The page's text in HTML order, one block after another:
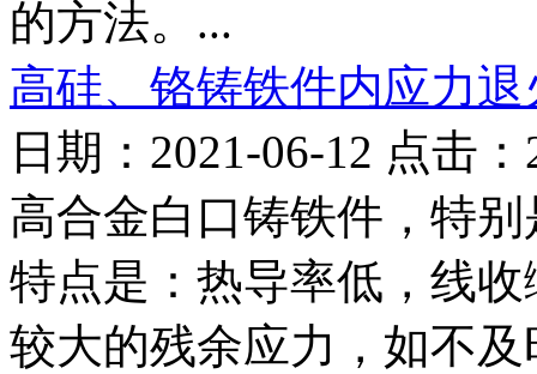
的方法。...
高硅、铬铸铁件内应力退
日期：2021-06-12 点击
高合金白口铸铁件，特
特点是：热导率低，线
较大的残余应力，如不及